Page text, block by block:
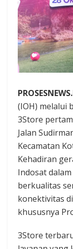
(IOH) melalui
3Store
Jalan
Kecamatan
Kehadiran
Indosat
berkualitas
konektivitas
khususnya
3Store